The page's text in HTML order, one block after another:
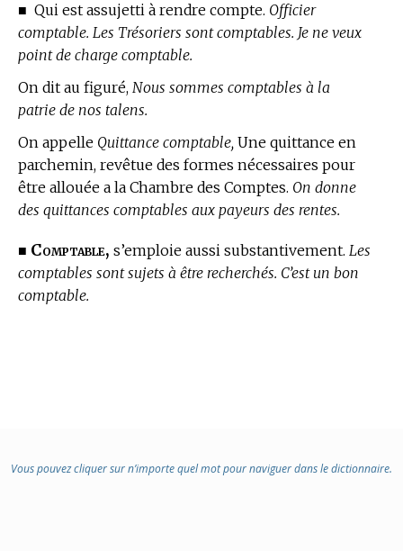
■ Qui est assujetti à rendre compte. Officier
comptable. Les Trésoriers sont comptables. Je ne veux
point de charge comptable.
On dit au figuré, Nous sommes comptables à la
patrie de nos talens.
On appelle Quittance comptable, Une quittance en
parchemin, revêtue des formes nécessaires pour
être allouée a la Chambre des Comptes. On donne
des quittances comptables aux payeurs des rentes.
■ Comptable, s’emploie aussi substantivement. Les
comptables sont sujets à être recherchés. C’est un bon
comptable.
Vous pouvez cliquer sur n’importe quel mot pour naviguer dans le dictionnaire.